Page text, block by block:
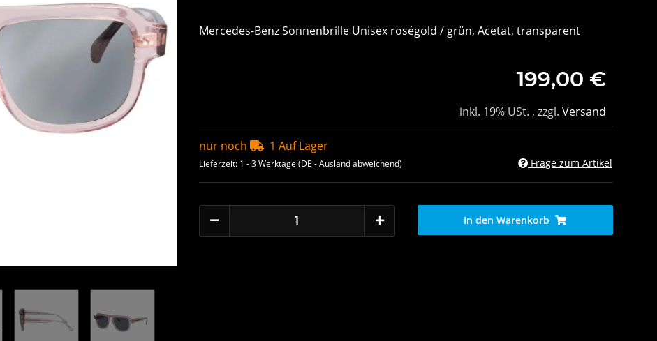
Mercedes-Benz Sonnenbrille Unisex roségold / grün, Acetat, transparent
199,00 €
inkl. 19% USt. , zzgl. Versand
nur noch 1 Auf Lager
Lieferzeit: 1 - 3 Werktage (DE - Ausland abweichend) Frage zum Artikel
In den Warenkorb